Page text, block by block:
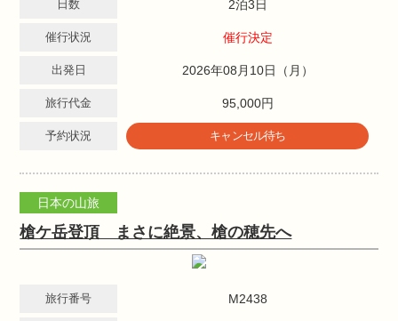
日数 2泊3日
催行状況 催行決定
出発日 2026年08月10日（月）
旅行代金 95,000円
予約状況 キャンセル待ち
日本の山旅
槍ケ岳登頂 まさに絶景、槍の穂先へ
旅行番号 M2438